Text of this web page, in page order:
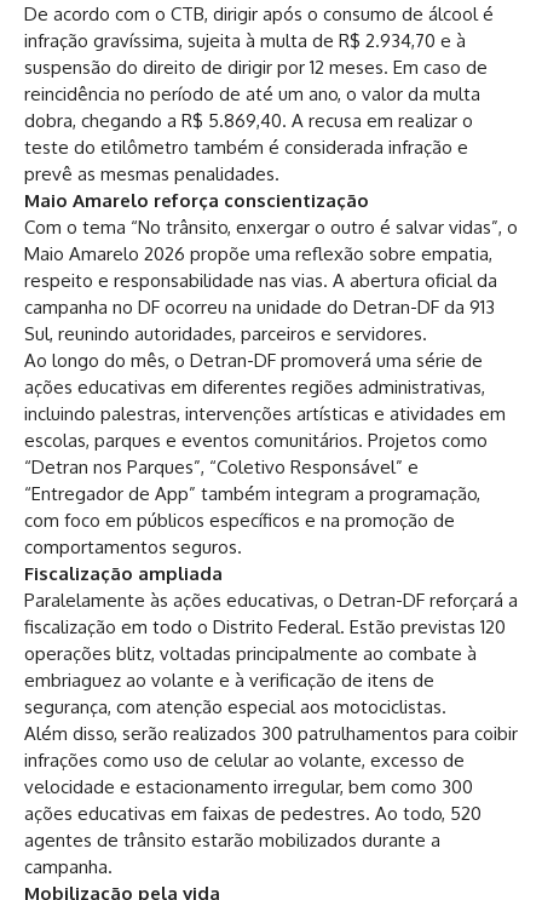
De acordo com o CTB, dirigir após o consumo de álcool é
infração gravíssima, sujeita à multa de R$ 2.934,70 e à
suspensão do direito de dirigir por 12 meses. Em caso de
reincidência no período de até um ano, o valor da multa
dobra, chegando a R$ 5.869,40. A recusa em realizar o
teste do etilômetro também é considerada infração e
prevê as mesmas penalidades.
Maio Amarelo reforça conscientização
Com o tema “No trânsito, enxergar o outro é salvar vidas”, o
Maio Amarelo 2026 propõe uma reflexão sobre empatia,
respeito e responsabilidade nas vias. A abertura oficial da
campanha no DF ocorreu na unidade do Detran-DF da 913
Sul, reunindo autoridades, parceiros e servidores.
Ao longo do mês, o Detran-DF promoverá uma série de
ações educativas em diferentes regiões administrativas,
incluindo palestras, intervenções artísticas e atividades em
escolas, parques e eventos comunitários. Projetos como
“Detran nos Parques”, “Coletivo Responsável” e
“Entregador de App” também integram a programação,
com foco em públicos específicos e na promoção de
comportamentos seguros.
Fiscalização ampliada
Paralelamente às ações educativas, o Detran-DF reforçará a
fiscalização em todo o Distrito Federal. Estão previstas 120
operações blitz, voltadas principalmente ao combate à
embriaguez ao volante e à verificação de itens de
segurança, com atenção especial aos motociclistas.
Além disso, serão realizados 300 patrulhamentos para coibir
infrações como uso de celular ao volante, excesso de
velocidade e estacionamento irregular, bem como 300
ações educativas em faixas de pedestres. Ao todo, 520
agentes de trânsito estarão mobilizados durante a
campanha.
Mobilização pela vida